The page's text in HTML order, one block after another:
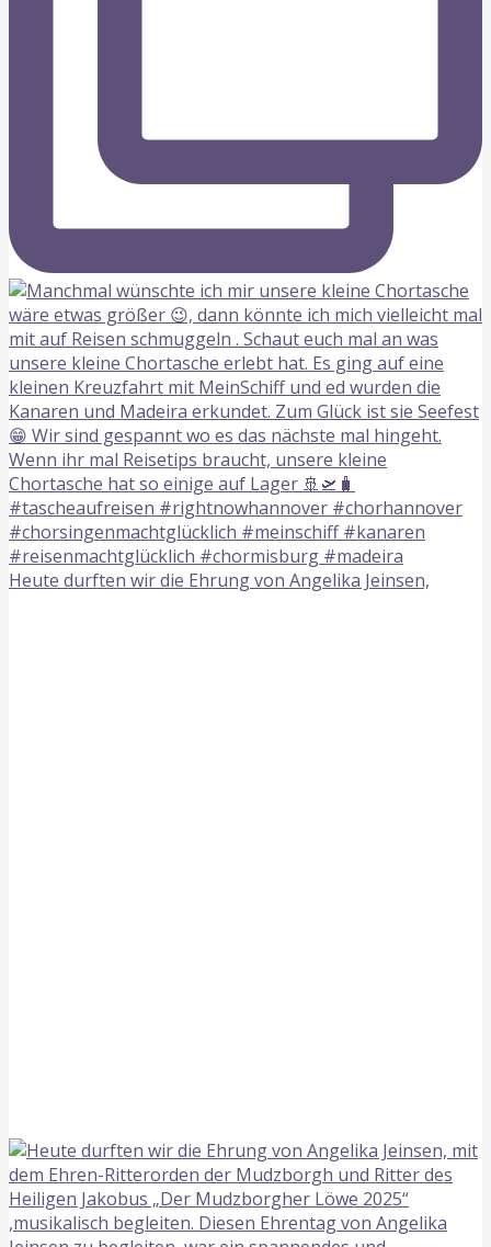
Heute durften wir die Ehrung von Angelika Jeinsen,